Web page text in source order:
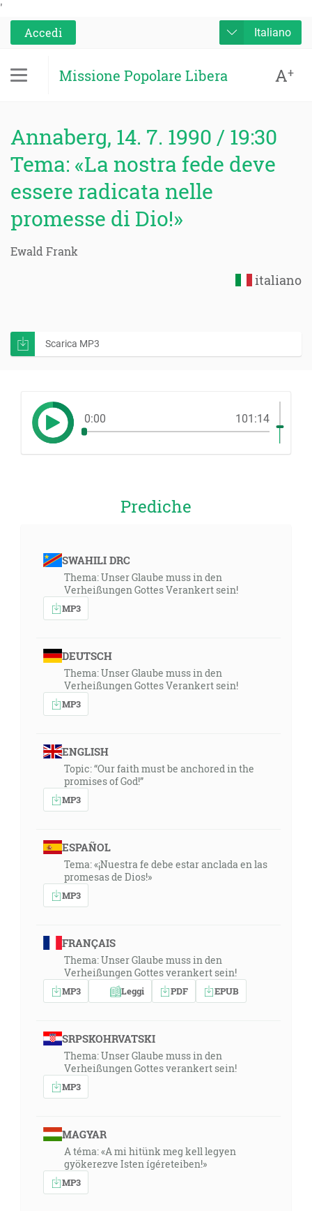
'
Accedi
Italiano
Missione Popolare Libera A+
Annaberg, 14. 7. 1990 / 19:30
Tema: «La nostra fede deve
essere radicata nelle
promesse di Dio!»
Ewald Frank
italiano
Scarica MP3
0:00 101:14
Prediche
SWAHILI DRC
Thema: Unser Glaube muss in den
Verheißungen Gottes Verankert sein!
MP3
DEUTSCH
Thema: Unser Glaube muss in den
Verheißungen Gottes Verankert sein!
MP3
ENGLISH
Topic: “Our faith must be anchored in the
promises of God!”
MP3
ESPAÑOL
Tema: «¡Nuestra fe debe estar anclada en las
promesas de Dios!»
MP3
FRANÇAIS
Thema: Unser Glaube muss in den
Verheißungen Gottes verankert sein!
MP3 Leggi PDF EPUB
SRPSKOHRVATSKI
Thema: Unser Glaube muss in den
Verheißungen Gottes verankert sein!
MP3
MAGYAR
A téma: «A mi hitünk meg kell legyen
gyökerezve Isten ígéreteiben!»
MP3